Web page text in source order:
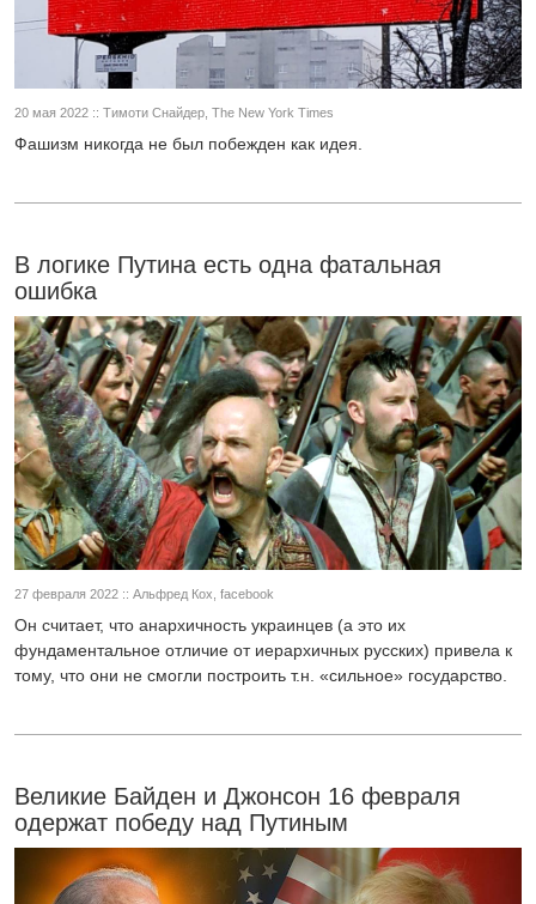
20 мая 2022 :: Тимоти Снайдер, The New York Times
Фашизм никогда не был побежден как идея.
В логике Путина есть одна фатальная
ошибка
27 февраля 2022 :: Альфред Кох, facebook
Он считает, что анархичность украинцев (а это их
фундаментальное отличие от иерархичных русских) привела к
тому, что они не смогли построить т.н. «сильное» государство.
Великие Байден и Джонсон 16 февраля
одержат победу над Путиным